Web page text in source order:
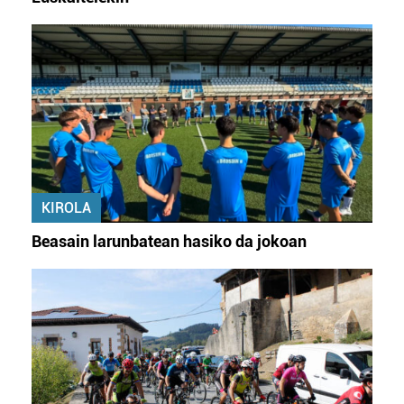
KIROLA
Beasain larunbatean hasiko da jokoan